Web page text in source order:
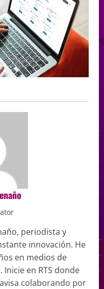
periodista y
innovación. He
en medios de
en RTS donde
colaborando por